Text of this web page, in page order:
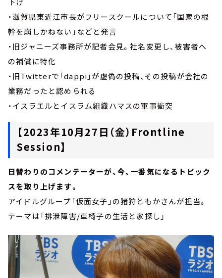
・滋賀県東近江市長がフリースクールについて「国家の根
幹を崩しかねない」などと発言
・旧ジャニーズ事務所が記者会見。社名変更し、被害者へ
の補償に特化
・旧Twitterで「dappi」が虚偽の投稿、その投稿が会社の
業務だったと認められる
・イスラエルとイスラム組織ハマスの軍事衝突
【2023年10月27日（金）Frontline
Session】
日替わりのコメンテーターが、今、一番気になるトピック
スを取り上げます。
アイドルグループ「仮面女子」の猪狩ともかさんが担当。
テーマは「排泄障害/車椅子の生活と家探し」